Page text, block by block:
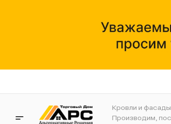
Кровли и фасады
Производим,